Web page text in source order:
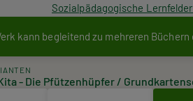
Sozialpädagogische
kann begleitend zu mehreren
- Die Pfützenhüpfer /